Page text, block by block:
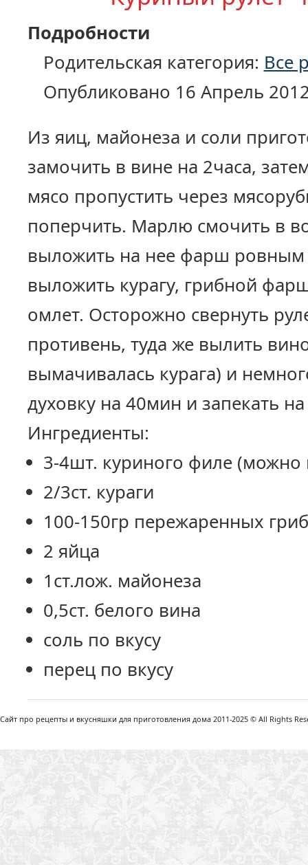
Подробности
Родительская категория: Все
Опубликовано 16 Апрель
Из яиц, майонеза и соли
замочить в вине на 2часа,
мясо пропустить через
поперчить. Марлю смочить в
выложить на нее фарш
выложить курагу, грибной
омлет. Осторожно свернуть
противень, туда же вылить
вымачивалась курага) и
духовку на 40мин и запекать
Ингредиенты:
3-4шт. куриного филе
2/3ст. кураги
100-150гр пережаренных
2 яйца
1ст.лож. майонеза
0,5ст. белого вина
соль по вкусу
перец по вкусу
Сайт про рецепты и вкусняшки для приготовления дома 2011-2025 © All Rights